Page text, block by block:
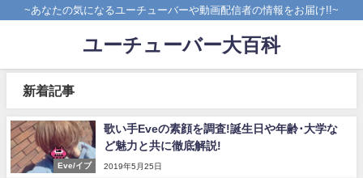
~あなたの気になるユーチューバーや動画配信者の情報をお届け!!~
ユーチューバー大百科
新着記事
Eve/イブ
歌い手Eveの素顔を調査!誕生日や年齢･大学な
ど魅力と共に徹底解説!
2019年5月25日